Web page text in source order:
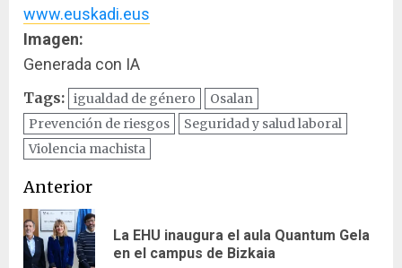
www.euskadi.eus
Imagen:
Generada con IA
Tags: igualdad de género
Osalan
Prevención de riesgos
Seguridad y salud laboral
Violencia machista
Navegación
de
entradas
Anterior
La EHU inaugura el aula Quantum Gela
en el campus de Bizkaia